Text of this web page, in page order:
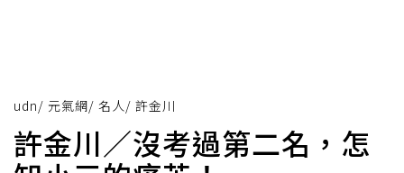
udn/ 元氣網/ 名人/ 許金川
許金川／沒考過第二名，怎